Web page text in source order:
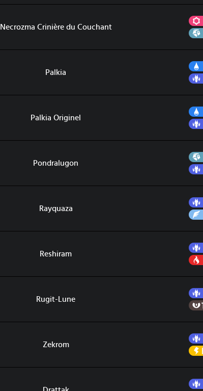
Necrozma Crinière du Couchant
Palkia
Palkia Originel
Pondralugon
Rayquaza
Reshiram
Rugit-Lune
Zekrom